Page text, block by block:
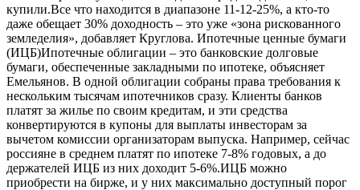
купили.Все что находится в диапазоне 11-12-25%, а кто-то
даже обещает 30% доходность – это уже «зона рискованного
земледелия», добавляет Круглова. Ипотечные ценные бумаги
(ИЦБ)Ипотечные облигации – это банковские долговые
бумаги, обеспеченные закладными по ипотеке, объясняет
Емельянов. В одной облигации собраны права требования к
нескольким тысячам ипотечников сразу. Клиенты банков
платят за жилье по своим кредитам, и эти средства
конвертируются в купоны для выплаты инвесторам за
вычетом комиссии организаторам выпуска. Например, сейчас
россияне в среднем платят по ипотеке 7-8% годовых, а до
держателей ИЦБ из них доходит 5-6%.ИЦБ можно
приобрести на бирже, и у них максимально доступный порог